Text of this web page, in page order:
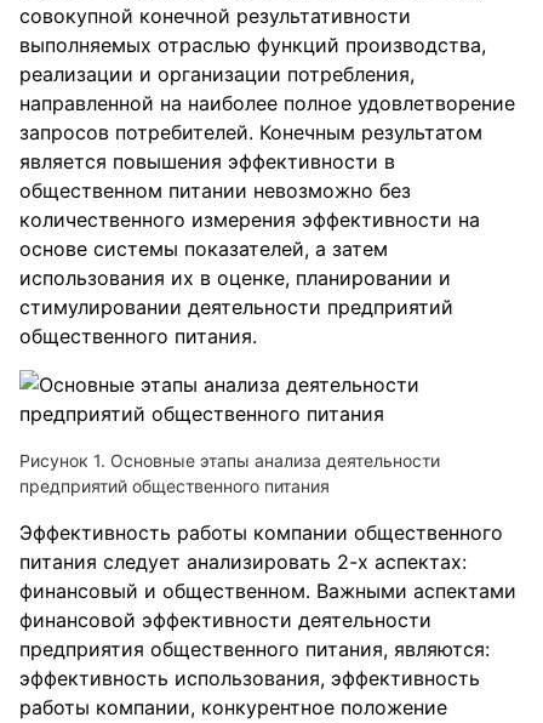
совокупной конечной результативности
выполняемых отраслью функций производства,
реализации и организации потребления,
направленной на наиболее полное удовлетворение
запросов потребителей. Конечным результатом
является повышения эффективности в
общественном питании невозможно без
количественного измерения эффективности на
основе системы показателей, а затем
использования их в оценке, планировании и
стимулировании деятельности предприятий
общественного питания.
Рисунок 1. Основные этапы анализа деятельности
предприятий общественного питания
Эффективность работы компании общественного
питания следует анализировать 2-х аспектах:
финансовый и общественном. Важными аспектами
финансовой эффективности деятельности
предприятия общественного питания, являются:
эффективность использования, эффективность
работы компании, конкурентное положение